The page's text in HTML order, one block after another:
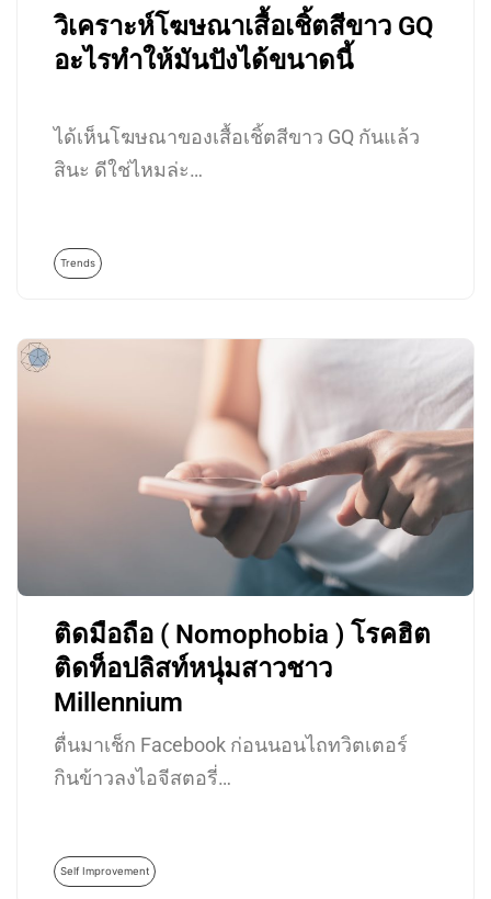
วิเคราะห์โฆษณาเสื้อเชิ้ตสีขาว GQ
อะไรทำให้มันปังได้ขนาดนี้
ได้เห็นโฆษณาของเสื้อเชิ้ตสีขาว GQ กันแล้ว
สินะ ดีใช่ไหมล่ะ…
Trends
ติดมือถือ ( Nomophobia ) โรคฮิต
ติดท็อปลิสท์หนุ่มสาวชาว
Millennium
ตื่นมาเช็ก Facebook ก่อนนอนไถทวิตเตอร์
กินข้าวลงไอจีสตอรี่…
Self Improvement